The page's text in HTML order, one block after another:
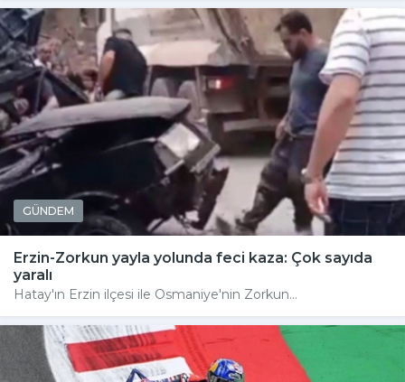
GÜNDEM
Erzin-Zorkun yayla yolunda feci kaza: Çok sayıda
yaralı
Hatay'ın Erzin ilçesi ile Osmaniye'nin Zorkun...